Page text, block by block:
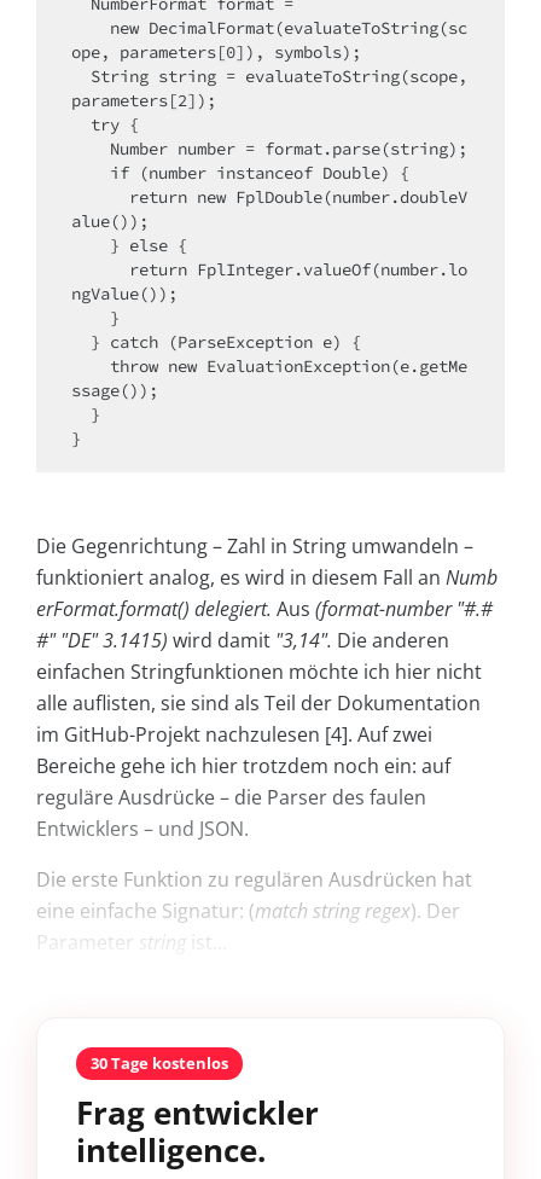
ope, parameters[0]), symbols);
parameters[2]);
alue());
ngValue());
ssage());
}
Die Gegenrichtung – Zahl in String umwandeln –
funktioniert analog, es wird in diesem Fall an Numb
erFormat.format() delegiert. Aus (format-number "#.#
#" "DE" 3.1415) wird damit "3,14". Die anderen
einfachen Stringfunktionen möchte ich hier nicht
alle auflisten, sie sind als Teil der Dokumentation
im GitHub-Projekt nachzulesen [4]. Auf zwei
Bereiche gehe ich hier trotzdem noch ein: auf
reguläre Ausdrücke – die Parser des faulen
Entwicklers – und JSON.
Die erste Funktion zu regulären Ausdrücken hat
eine einfache Signatur: (match string regex). Der
Parameter string ist...
30 Tage kostenlos
Frag entwickler
intelligence.